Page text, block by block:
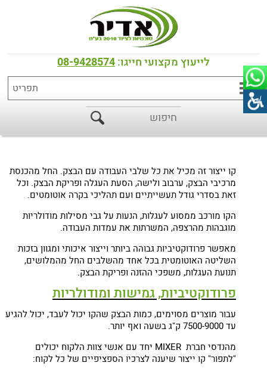
לייעוץ מקצועי חייגו:08-9428574
>קווי יצור>
אוטומטי לינארי
קו ייצור זה מכיל את כל שלבי העבודה עם הבצק. החל מהכנסת
מרכיבי הבצק, ערבוב ולישה, הסעת העגלה ופריקת הבצק. וכל
זאת בסדרי גודל תעשייתיים ועם תהליכי בקרה אוטומטים.
הקו מורכב ממסוע לעגלות, הנעות על גבי מסילות מודולריות
מוגבהות מהרצפה, המשרתות את עמדות העבודה.
מאפשר פרודוקטיביות גבוהה ביותר וייצור איכותי ומגוון בזכות
השליטה האוטומטית בכל אחד מהשלבים החל מהמלושים,
תנועת העגלות, משפכי ההזנה ופריקת הבצק.
פרודוקטיביות, גמישות ומודולריות
עבור מוצרים מסוימים, כמות הבצק שהקו יכול לעבד, יכול להגיע
עד 7500-9000 ק"ג בשעה ואף יותר.
מהנדסי חברת MIXER יחד עם אנשי צוות הלקוח יכולים
"לתפור" קו ייצור שיענה לצרכיו הספציפיים של כל לקוח: